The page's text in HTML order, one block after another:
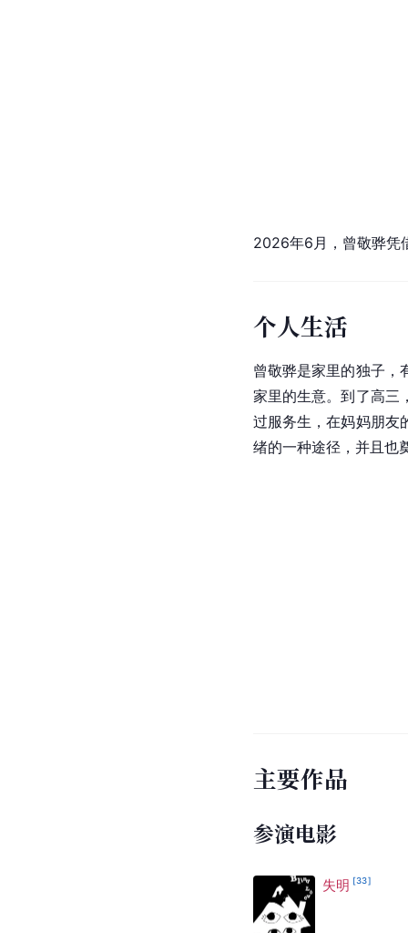
2026年6月，曾敬骅凭
个人生活
曾敬骅是家里的独子，
家里的生意。到了高三
过服务生，在妈妈朋友
绪的一种途径，并且也
主要作品
参演电影
失明 [33]